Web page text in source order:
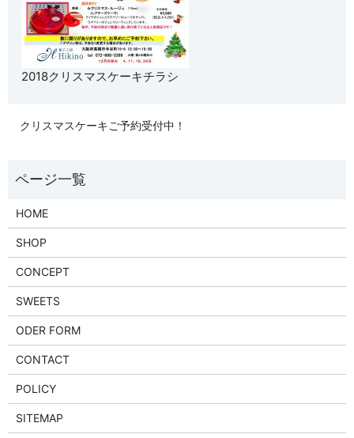
2018クリスマスケーキチラシ
クリスマスケーキご予約受付中！
HOME
SHOP
CONCEPT
SWEETS
ODER FORM
CONTACT
POLICY
SITEMAP